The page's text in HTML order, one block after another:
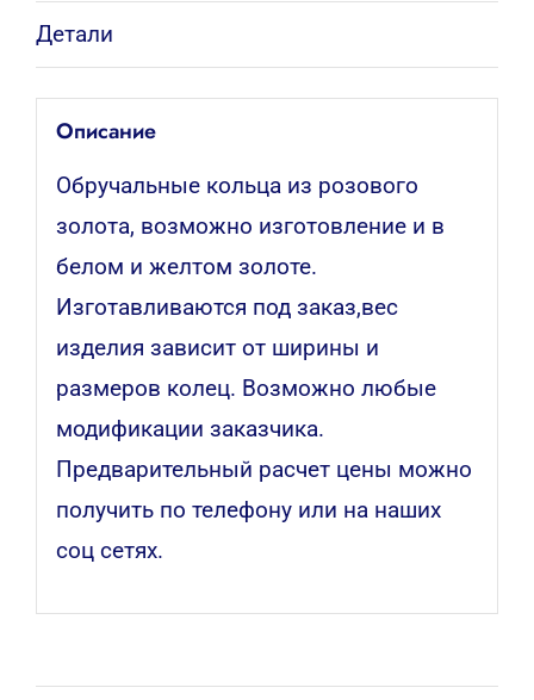
Детали
Описание
Обручальные кольца из розового
золота, возможно изготовление и в
белом и желтом золоте.
Изготавливаются под заказ,вес
изделия зависит от ширины и
размеров колец. Возможно любые
модификации заказчика.
Предварительный расчет цены можно
получить по телефону или на наших
соц сетях.